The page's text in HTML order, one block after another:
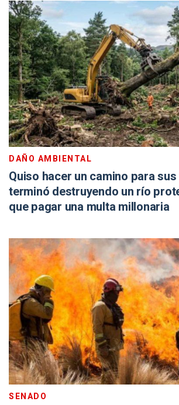
DAÑO AMBIENTAL
Quiso hacer un camino para
terminó destruyendo un río
que pagar una multa millonaria
SENADO